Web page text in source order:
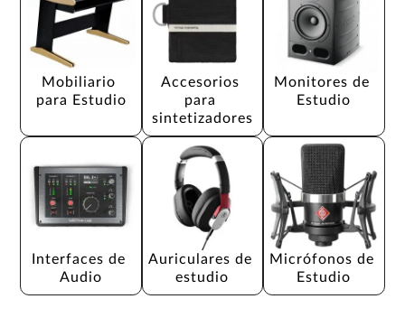
Mobiliario
para Estudio
Accesorios
para
sintetizadores
Monitores de
Estudio
Interfaces de
Audio
Auriculares de
estudio
Micrófonos de
Estudio